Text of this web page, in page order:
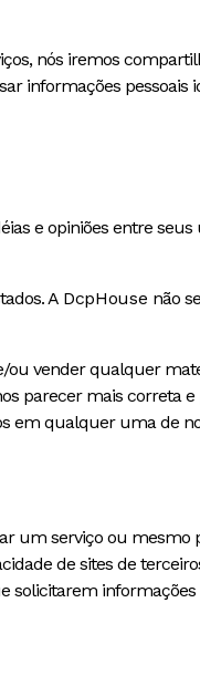
nós iremos
informações pessoais
e opiniões entre seus
A DcpHouse não
vender qualquer
parecer mais correta
em qualquer uma de
um serviço ou mesmo
de sites de
informações